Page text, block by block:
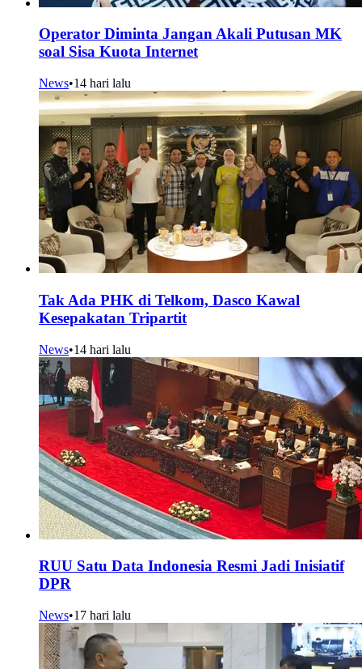
Operator Diminta Jangan Akali Putusan MK
soal Sisa Kuota Internet
News•14 hari lalu
Tak Ada PHK di Telkom, Dasco Kawal
Kesepakatan Tripartit
News•14 hari lalu
RUU Satu Data Indonesia Resmi Jadi Inisiatif
DPR
News•17 hari lalu